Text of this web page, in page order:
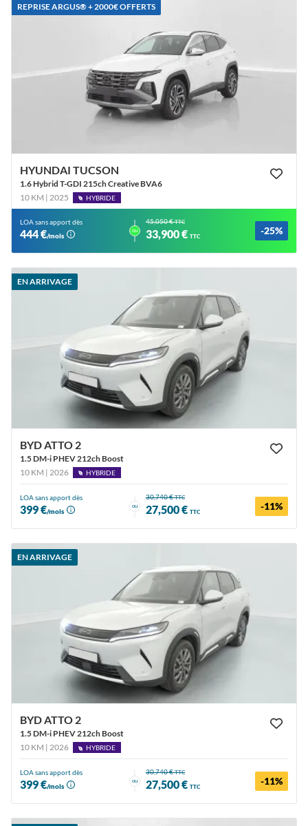
REPRISE ARGUS®️ + 2000€ OFFERTS
HYUNDAI TUCSON
1.6 Hybrid T-GDI 215ch Creative BVA6
10 KM | 2025
HYBRIDE
LOA sans apport dès
444 €/mois
ou
45,050 €TTC
33,900 € TTC -25%
EN ARRIVAGE
BYD ATTO 2
1.5 DM-i PHEV 212ch Boost
10 KM | 2026
HYBRIDE
LOA sans apport dès
399 €/mois
ou
30,740 €TTC
27,500 € TTC -11%
EN ARRIVAGE
BYD ATTO 2
1.5 DM-i PHEV 212ch Boost
10 KM | 2026
HYBRIDE
LOA sans apport dès
399 €/mois
ou
30,740 €TTC
27,500 € TTC -11%